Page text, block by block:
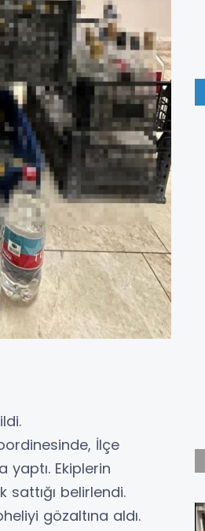
İlçe
yaptı. Ekiplerin
sattığı belirlendi.
gözaltına aldı.